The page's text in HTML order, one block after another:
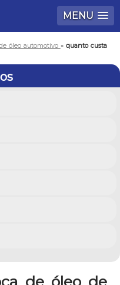
MENU
óleo automotivo » quanto custa
de óleo de